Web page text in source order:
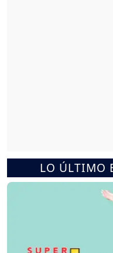
LO ÚLTIMO